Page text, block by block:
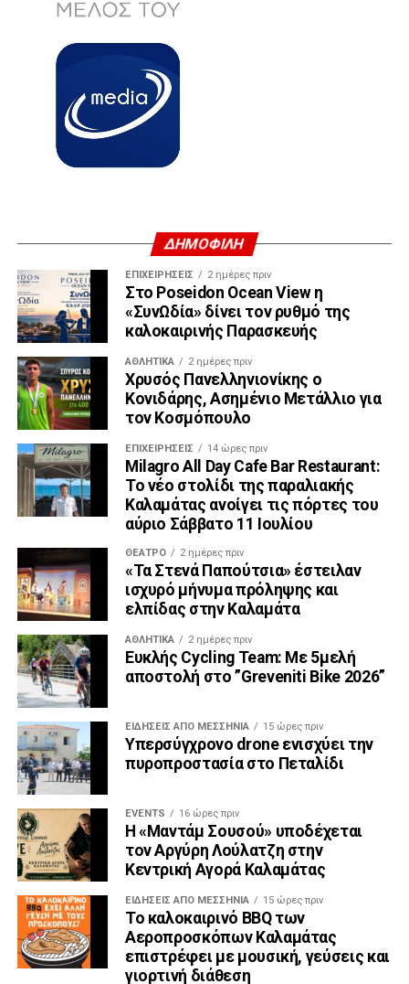
ΔΗΜΟΦΙΛΗ
ΕΠΙΧΕΙΡΉΣΕΙΣ 2 ημέρες πριν
Στο Poseidon Ocean View η
«ΣυνΩδία» δίνει τον ρυθμό της
καλοκαιρινής Παρασκευής
ΑΘΛΗΤΙΚΆ 2 ημέρες πριν
Χρυσός Πανελληνιονίκης ο
Κονιδάρης, Ασημένιο Μετάλλιο για
τον Κοσμόπουλο
ΕΠΙΧΕΙΡΉΣΕΙΣ 14 ώρες πριν
Milagro All Day Cafe Bar Restaurant:
Το νέο στολίδι της παραλιακής
Καλαμάτας ανοίγει τις πόρτες του
αύριο Σάββατο 11 Ιουλίου
ΘΈΑΤΡΟ 2 ημέρες πριν
«Τα Στενά Παπούτσια» έστειλαν
ισχυρό μήνυμα πρόληψης και
ελπίδας στην Καλαμάτα
ΑΘΛΗΤΙΚΆ 2 ημέρες πριν
Ευκλής Cycling Team: Με 5μελή
αποστολή στο ”Greveniti Bike 2026”
ΕΙΔΉΣΕΙΣ ΑΠΟ ΜΕΣΣΗΝΊΑ 15 ώρες πριν
Υπερσύγχρονο drone ενισχύει την
πυροπροστασία στο Πεταλίδι
EVENTS 16 ώρες πριν
Η «Μαντάμ Σουσού» υποδέχεται
τον Αργύρη Λούλατζη στην
Κεντρική Αγορά Καλαμάτας
ΕΙΔΉΣΕΙΣ ΑΠΟ ΜΕΣΣΗΝΊΑ 15 ώρες πριν
Το καλοκαιρινό BBQ των
Αεροπροσκόπων Καλαμάτας
επιστρέφει με μουσική, γεύσεις και
γιορτινή διάθεση